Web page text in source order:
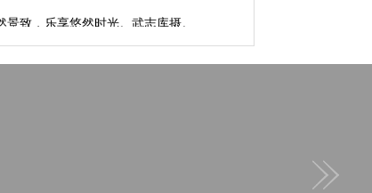
致，乐享悠然时光。武志库摄。...
悠然生态农庄，农庄负责人吕朝华从葡
一颗“妮娜皇后”递过来说：“尝尝。不
“充电”